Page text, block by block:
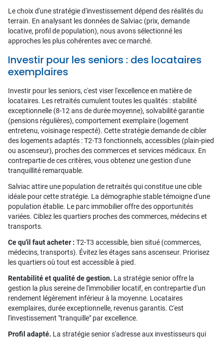
Le choix d'une stratégie d'investissement dépend des réalités du
terrain. En analysant les données de Salviac (prix, demande
locative, profil de population), nous avons sélectionné les
approches les plus cohérentes avec ce marché.
Investir pour les seniors : des locataires
exemplaires
Investir pour les seniors, c'est viser l'excellence en matière de
locataires. Les retraités cumulent toutes les qualités : stabilité
exceptionnelle (8-12 ans de durée moyenne), solvabilité garantie
(pensions régulières), comportement exemplaire (logement
entretenu, voisinage respecté). Cette stratégie demande de cibler
des logements adaptés : T2-T3 fonctionnels, accessibles (plain-pied
ou ascenseur), proches des commerces et services médicaux. En
contrepartie de ces critères, vous obtenez une gestion d'une
tranquillité remarquable.
Salviac attire une population de retraités qui constitue une cible
idéale pour cette stratégie. La démographie stable témoigne d'une
population établie. Le parc immobilier offre des opportunités
variées. Ciblez les quartiers proches des commerces, médecins et
transports.
Ce qu'il faut acheter : T2-T3 accessible, bien situé (commerces,
médecins, transports). Évitez les étages sans ascenseur. Priorisez
les quartiers où tout est accessible à pied.
Rentabilité et qualité de gestion. La stratégie senior offre la
gestion la plus sereine de l'immobilier locatif, en contrepartie d'un
rendement légèrement inférieur à la moyenne. Locataires
exemplaires, durée exceptionnelle, revenus garantis. C'est
l'investissement "tranquille" par excellence.
Profil adapté. La stratégie senior s'adresse aux investisseurs qui